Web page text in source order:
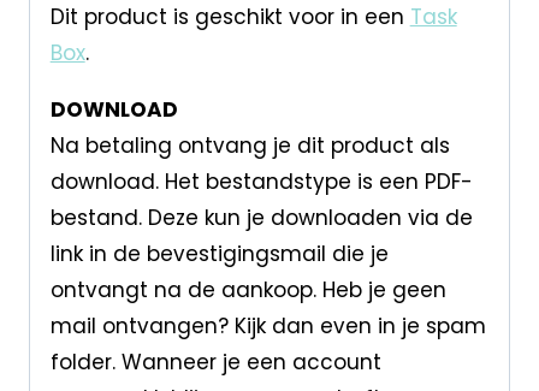
Dit product is geschikt voor in een Task
Box.
DOWNLOAD
Na betaling ontvang je dit product als
download. Het bestandstype is een PDF-
bestand. Deze kun je downloaden via de
link in de bevestigingsmail die je
ontvangt na de aankoop. Heb je geen
mail ontvangen? Kijk dan even in je spam
folder. Wanneer je een account